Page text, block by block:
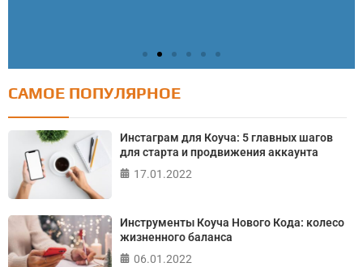
Тест: Как я контролирую свою жизнь?
Онлайн тест на основе шкалы локуса контроля
Джулиана Роттера
САМОЕ ПОПУЛЯРНОЕ
Инстаграм для Коуча: 5 главных шагов
для старта и продвижения аккаунта
17.01.2022
Инструменты Коуча Нового Кода: колесо
жизненного баланса
06.01.2022